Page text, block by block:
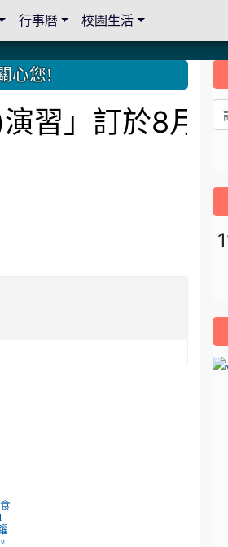
剪活動
剪活動
心您!
習」訂於8月
.
:::
行事曆 校園生活